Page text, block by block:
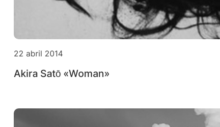
22 abril 2014
Akira Satō «Woman»